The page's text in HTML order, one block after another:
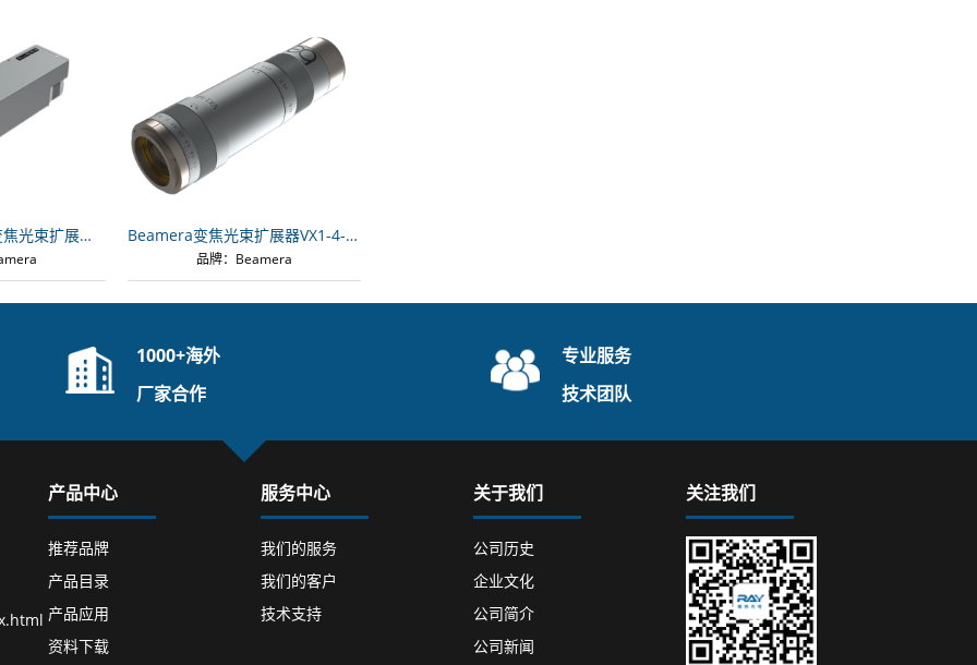
Beamera电动HP变焦光束扩展器USP-MVX1-4-3H-CL Beamera变焦光束扩展器VX1-4-2H
品牌：Beamera
1000+海外
厂家合作
专业服务
技术团队
产品中心
推荐品牌
产品目录
产品应用
资料下载
服务中心
我们的服务
我们的客户
技术支持
关于我们
公司历史
企业文化
公司简介
公司新闻
关注我们